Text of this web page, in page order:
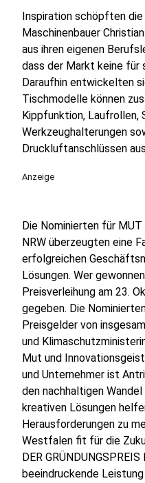
Inspiration schöpften die
Maschinenbauer
aus ihren eigenen
dass der Markt keine für
Daraufhin entwickelten
Tischmodelle können
Kippfunktion, Laufrollen,
Werkzeughalterungen
Druckluftanschlüssen
Anzeige
Die Nominierten für MUT
NRW überzeugten eine
erfolgreichen
Lösungen. Wer
Preisverleihung am 23.
gegeben. Die
Preisgelder von
und
Mut und
und Unternehmer ist
den nachhaltigen
kreativen Lösungen
Herausforderungen zu
Westfalen fit für die
DER
beeindruckende